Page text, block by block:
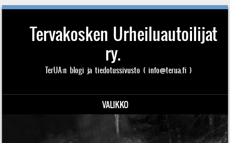
Tervakosken Urheiluautoilijat
ry.
TerUA:n blogi ja tiedotussivusto ( info@terua.fi )
VALIKKO